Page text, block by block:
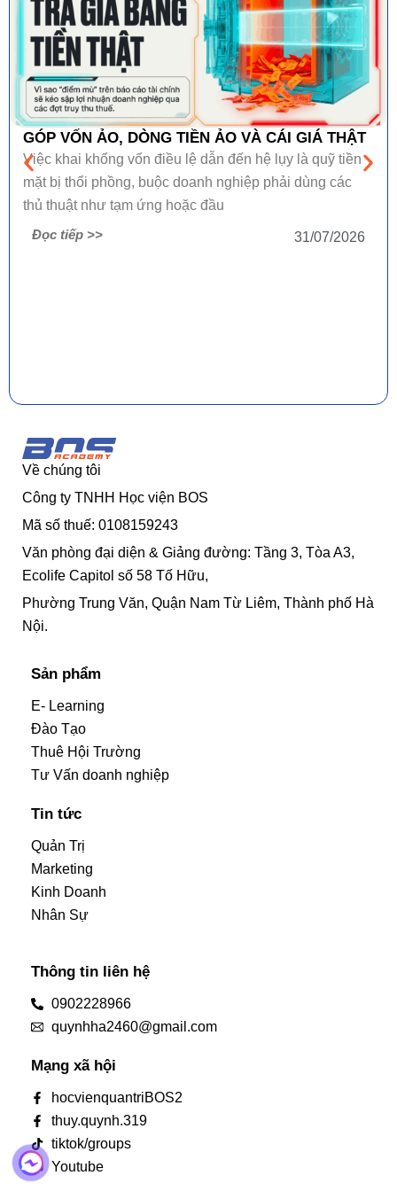
GÓP VỐN ẢO, DÒNG TIỀN ẢO VÀ CÁI GIÁ THẬT
Việc khai khống vốn điều lệ dẫn đến hệ lụy là quỹ tiền
mặt bị thổi phồng, buộc doanh nghiệp phải dùng các
thủ thuật như tạm ứng hoặc đầu
Đọc tiếp >>
31/07/2026
Về chúng tôi
Công ty TNHH Học viện BOS
Mã số thuế: 0108159243
Văn phòng đại diện & Giảng đường: Tầng 3, Tòa A3,
Ecolife Capitol số 58 Tố Hữu,
Phường Trung Văn, Quận Nam Từ Liêm, Thành phố Hà
Nội.
Sản phẩm
E- Learning
Đào Tạo
Thuê Hội Trường
Tư Vấn doanh nghiệp
Tin tức
Quản Trị
Marketing
Kinh Doanh
Nhân Sự
Thông tin liên hệ
0902228966
quynhha2460@gmail.com
Mạng xã hội
hocvienquantriBOS2
thuy.quynh.319
tiktok/groups
Youtube